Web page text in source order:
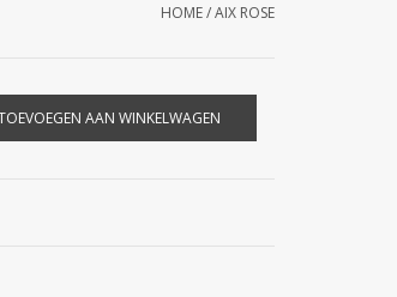
HOME/AIX ROSE
AAN WINKELWAGEN